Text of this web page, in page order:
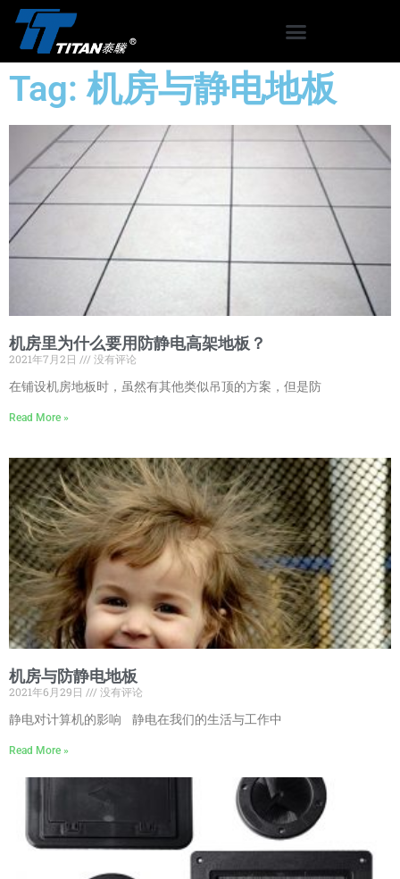
Tag: 机房与静电地板
机房里为什么要用防静电高架地板？
2021年7月2日
没有评论
在铺设机房地板时，虽然有其他类似吊顶的方案，但是防
Read More »
机房与防静电地板
2021年6月29日
没有评论
静电对计算机的影响 静电在我们的生活与工作中
Read More »